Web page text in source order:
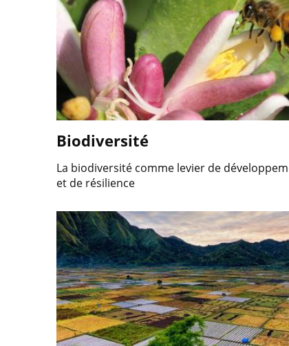
Biodiversité
La biodiversité comme levier de
et de résilience